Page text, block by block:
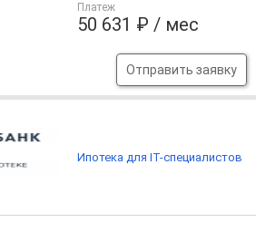
Платеж
50 631 ₽ / мес
Отправить заявку
Ипотека для IT-специалистов